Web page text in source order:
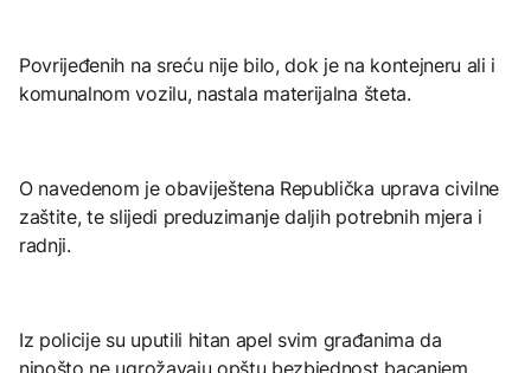
Povrijeđenih na sreću nije bilo, dok je na kontejneru ali i
komunalnom vozilu, nastala materijalna šteta.
O navedenom je obaviještena Republička uprava civilne
zaštite, te slijedi preduzimanje daljih potrebnih mjera i
radnji.
Iz policije su uputili hitan apel svim građanima da
nipošto ne ugrožavaju opštu bezbjednost bacanjem